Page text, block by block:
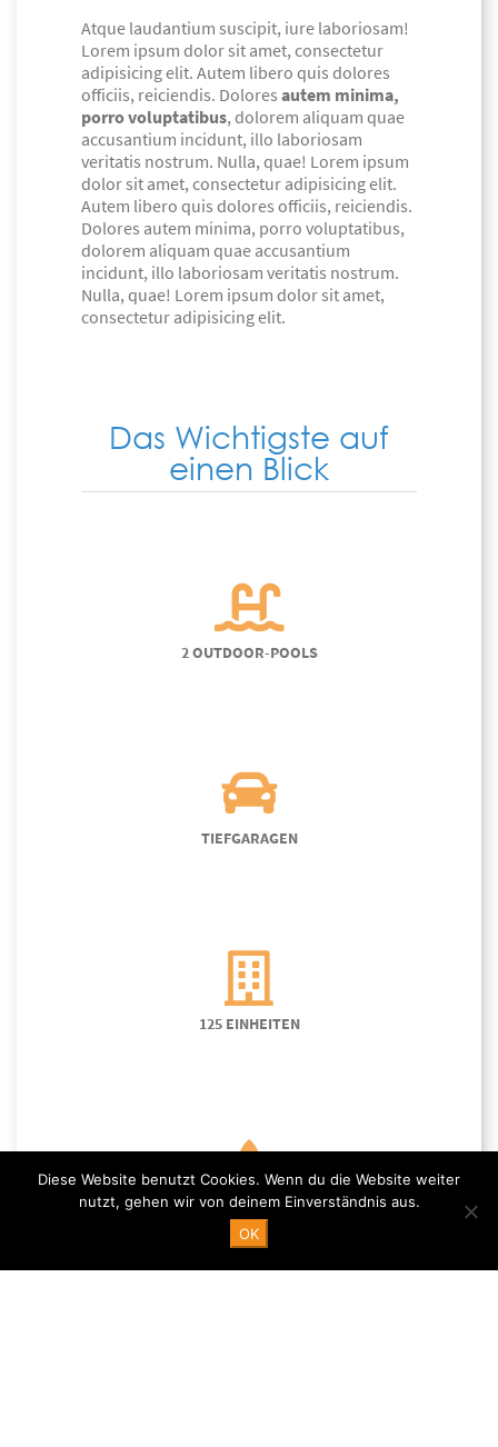
Atque laudantium suscipit, iure laboriosam!
Lorem ipsum dolor sit amet, consectetur
adipisicing elit. Autem libero quis dolores
officiis, reiciendis. Dolores autem minima,
porro voluptatibus, dolorem aliquam quae
accusantium incidunt, illo laboriosam
veritatis nostrum. Nulla, quae! Lorem ipsum
dolor sit amet, consectetur adipisicing elit.
Autem libero quis dolores officiis, reiciendis.
Dolores autem minima, porro voluptatibus,
dolorem aliquam quae accusantium
incidunt, illo laboriosam veritatis nostrum.
Nulla, quae! Lorem ipsum dolor sit amet,
consectetur adipisicing elit.
Das Wichtigste auf
einen Blick
2 OUTDOOR-POOLS
TIEFGARAGEN
125 EINHEITEN
SPA & GYM
Diese Website benutzt Cookies. Wenn du die Website weiter
nutzt, gehen wir von deinem Einverständnis aus.
OK